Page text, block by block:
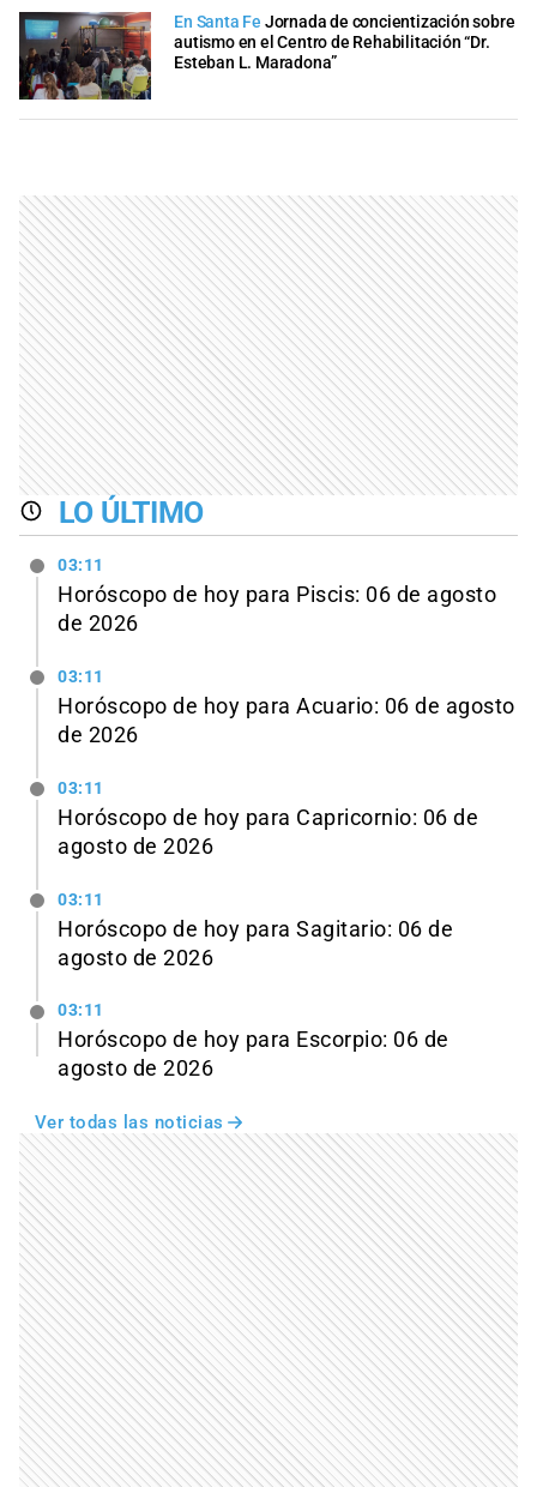
En Santa Fe Jornada de concientización sobre
autismo en el Centro de Rehabilitación “Dr.
Esteban L. Maradona”
LO ÚLTIMO
03:11
Horóscopo de hoy para Piscis: 06 de agosto
de 2026
03:11
Horóscopo de hoy para Acuario: 06 de agosto
de 2026
03:11
Horóscopo de hoy para Capricornio: 06 de
agosto de 2026
03:11
Horóscopo de hoy para Sagitario: 06 de
agosto de 2026
03:11
Horóscopo de hoy para Escorpio: 06 de
agosto de 2026
Ver todas las noticias